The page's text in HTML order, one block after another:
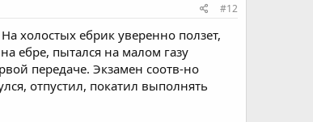
#12
холостых ебрик уверенно ползет,
ебре, пытался на малом газу
передаче. Экзамен соотв-но
отпустил, покатил выполнять